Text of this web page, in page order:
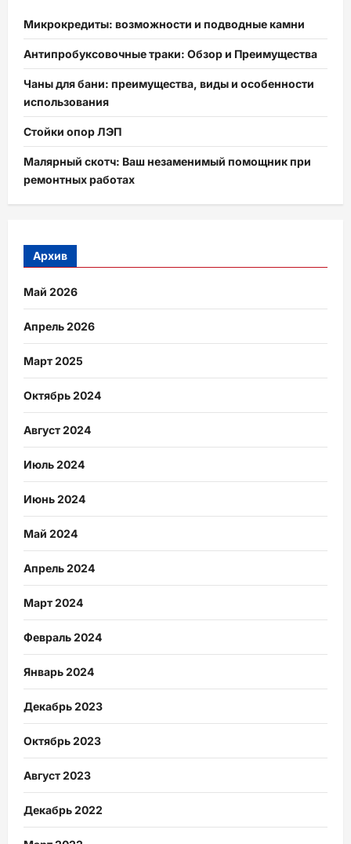
Микрокредиты: возможности и подводные камни
Антипробуксовочные траки: Обзор и Преимущества
Чаны для бани: преимущества, виды и особенности
использования
Стойки опор ЛЭП
Малярный скотч: Ваш незаменимый помощник при
ремонтных работах
Архив
Май 2026
Апрель 2026
Март 2025
Октябрь 2024
Август 2024
Июль 2024
Июнь 2024
Май 2024
Апрель 2024
Март 2024
Февраль 2024
Январь 2024
Декабрь 2023
Октябрь 2023
Август 2023
Декабрь 2022